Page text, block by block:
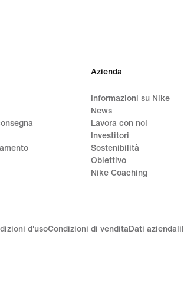
price
Azienda
Informazioni su Nike
News
Lavora con noi
Investitori
Sostenibilità
Obiettivo
Nike Coaching
d'usoCondizioni di vendita Dati aziendali